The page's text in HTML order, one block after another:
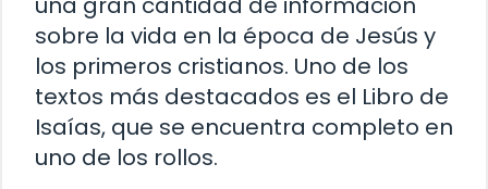
sobre la vida en la época de Jesús y
los primeros cristianos. Uno de los
textos más destacados es el Libro de
Isaías, que se encuentra completo en
uno de los rollos.